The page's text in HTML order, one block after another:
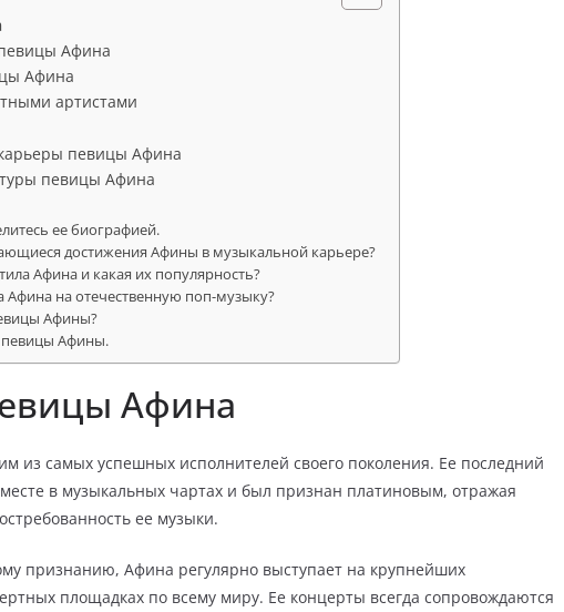
Афина
Афина
артистами
певицы Афина
певицы Афина
ее биографией.
достижения Афины в музыкальной карьере?
Афина и какая их популярность?
Афина на отечественную поп-музыку?
Афины?
певицы Афины.
Афина
из самых успешных исполнителей своего поколения. Ее последний
в музыкальных чартах и был признан платиновым, отражая
ее музыки.
признанию, Афина регулярно выступает на крупнейших
площадках по всему миру. Ее концерты всегда сопровождаются